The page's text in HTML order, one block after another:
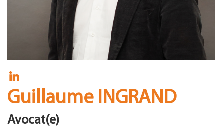
Contact
Guillaume INGRAND
Avocat(e)